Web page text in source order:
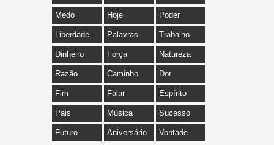
Medo Hoje Poder
Liberdade Palavras Trabalho
Dinheiro Força Natureza
Razão Caminho Dor
Fim Falar Espírito
Pais Música Sucesso
Futuro Aniversário Vontade